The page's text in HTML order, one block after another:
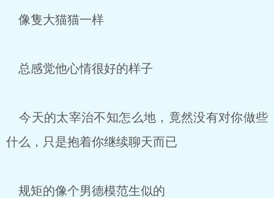
像隻大猫猫一样
总感觉他心情很好的样子
今天的太宰治不知怎么地，竟然没有对你做些
什么，只是抱着你继续聊天而已
规矩的像个男德模范生似的